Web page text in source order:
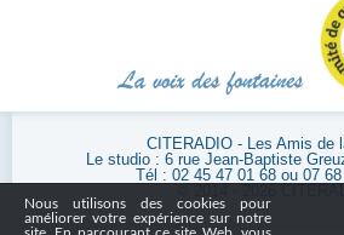
CITERADIO - Les Amis de
Le studio : 6 rue Jean-Baptiste
Tél : 02 45 47 01 68 ou 07
Nous utilisons des cookies pour
améliorer votre expérience sur notre